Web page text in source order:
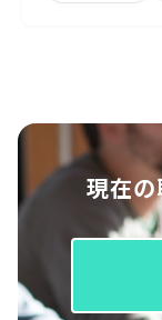
現在